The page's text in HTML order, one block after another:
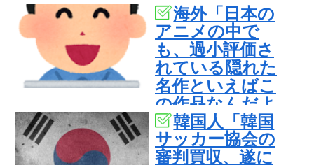
様…（ﾌﾞﾙﾌﾞﾙ」
＝韓国の反応
海外「日本の
アニメの中で
も、過小評価さ
れている隠れた
名作といえばこ
の作品なんだよ
ね・・・！」
【海外の反応】
韓国人「韓国
サッカー協会の
審判買収、遂に